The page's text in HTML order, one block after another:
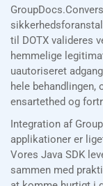
til DOTX valideres
hemmelige
uautoriseret
hele behandlingen,
ensartethed og
Integration af
applikationer er
Vores Java SDK
sammen med